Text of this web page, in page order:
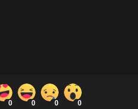
0 0 0 0